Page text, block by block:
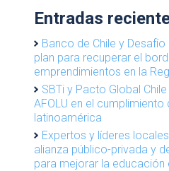
Entradas
Banco de Chile y
plan para recuperar el
emprendimientos en la
SBTi y Pacto Global
AFOLU en el
latinoamérica
Expertos y líderes
alianza público-privada y
para mejorar la educación